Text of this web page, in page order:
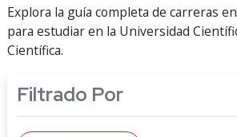
Explora la guía completa de carreras
para estudiar en la Universidad
Científica.
Filtrado Por